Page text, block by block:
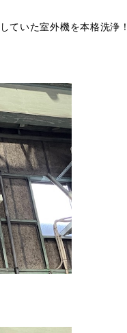
ていた室外機を本格洗浄！